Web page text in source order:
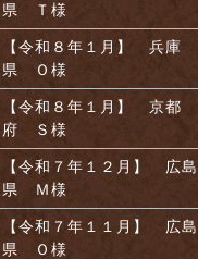
県 Ｔ様
【令和８年１月】 兵庫
県 Ｏ様
【令和８年１月】 京都
府 Ｓ様
【令和７年１２月】 広島
県 Ｍ様
【令和７年１１月】 広島
県 Ｏ様